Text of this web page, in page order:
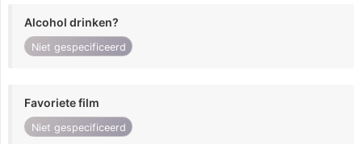
Alcohol drinken?
Niet gespecificeerd
Favoriete film
Niet gespecificeerd